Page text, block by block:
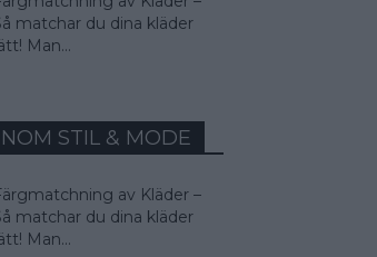
matchar du dina kläder
Man...
STIL & MODE
av Kläder –
matchar du dina kläder
Man...